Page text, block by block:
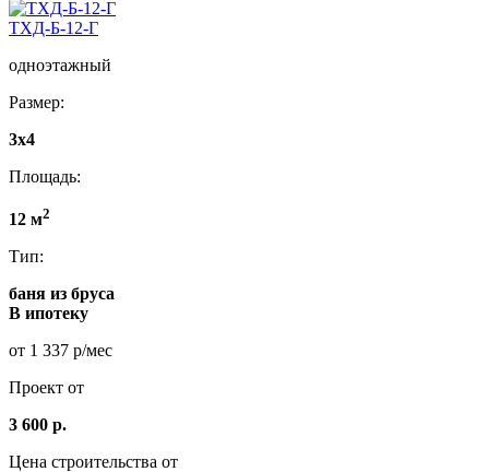
ТХД-Б-12-Г
одноэтажный
Размер:
3x4
Площадь:
12 м2
Тип:
баня из бруса
В ипотеку
от 1 337 р/мес
Проект от
3 600 р.
Цена строительства от